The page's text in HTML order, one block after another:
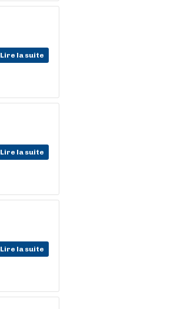
Lire la suite
Lire la suite
Lire la suite